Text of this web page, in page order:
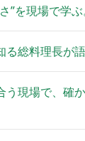
”を現場で学
る総料理長が
う現場で、確